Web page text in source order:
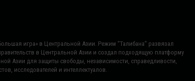
игра» в Центральной Азии. Режим “Талибана” развязал
в Центральной Азии и создал подходящую платформу
Азии для защиты свободы, независимости, справедливости,
исследователей и интеллектуалов.